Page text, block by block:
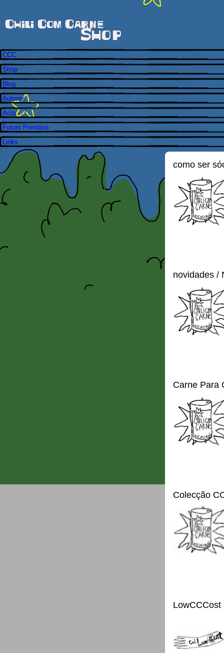
Chili Com Carne
Shop
CCC
Shop
Blog
Autores
Acts
Futuro Primitivo
Links
como ser
novidades /
Carne Para
Colecção
LowCCCost